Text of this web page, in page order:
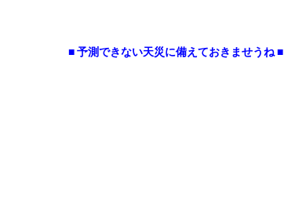
■ 予測できない天災に備えておきませうね ■